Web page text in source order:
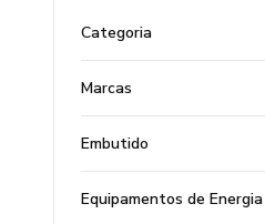
Categoria
Marcas
Embutido
Equipamentos de Energia